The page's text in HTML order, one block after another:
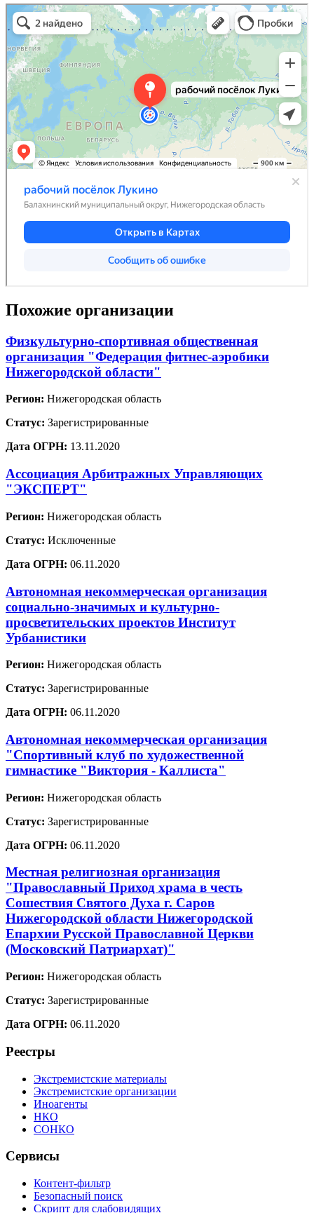
Похожие организации
Физкультурно-спортивная общественная
организация "Федерация фитнес-аэробики
Нижегородской области"
Регион: Нижегородская область
Статус: Зарегистрированные
Дата ОГРН: 13.11.2020
Ассоциация Арбитражных Управляющих
"ЭКСПЕРТ"
Регион: Нижегородская область
Статус: Исключенные
Дата ОГРН: 06.11.2020
Автономная некоммерческая организация
социально-значимых и культурно-
просветительских проектов Институт
Урбанистики
Регион: Нижегородская область
Статус: Зарегистрированные
Дата ОГРН: 06.11.2020
Автономная некоммерческая организация
"Спортивный клуб по художественной
гимнастике "Виктория - Каллиста"
Регион: Нижегородская область
Статус: Зарегистрированные
Дата ОГРН: 06.11.2020
Местная религиозная организация
"Православный Приход храма в честь
Сошествия Святого Духа г. Саров
Нижегородской области Нижегородской
Епархии Русской Православной Церкви
(Московский Патриархат)"
Регион: Нижегородская область
Статус: Зарегистрированные
Дата ОГРН: 06.11.2020
Реестры
Экстремистские материалы
Экстремистские организации
Иноагенты
НКО
СОНКО
Сервисы
Контент-фильтр
Безопасный поиск
Скрипт для слабовидящих